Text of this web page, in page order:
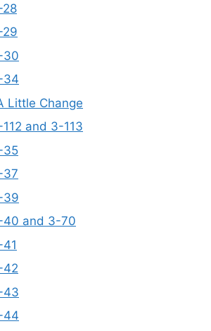
28
29
30
34
Little Change
112 and 3-113
35
37
39
40 and 3-70
41
42
43
44